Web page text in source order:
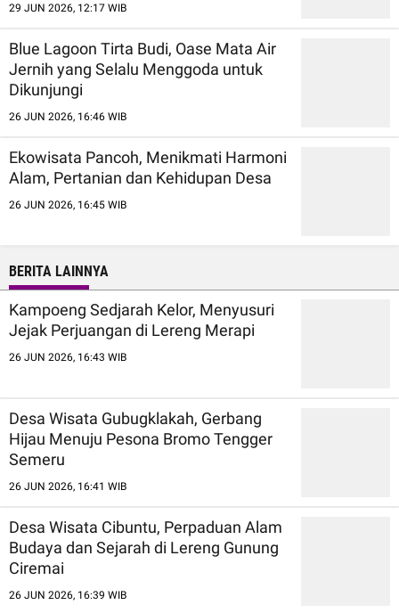
29 JUN 2026, 12:17 WIB
Blue Lagoon Tirta Budi, Oase Mata Air
Jernih yang Selalu Menggoda untuk
Dikunjungi
26 JUN 2026, 16:46 WIB
Ekowisata Pancoh, Menikmati Harmoni
Alam, Pertanian dan Kehidupan Desa
26 JUN 2026, 16:45 WIB
BERITA LAINNYA
Kampoeng Sedjarah Kelor, Menyusuri
Jejak Perjuangan di Lereng Merapi
26 JUN 2026, 16:43 WIB
Desa Wisata Gubugklakah, Gerbang
Hijau Menuju Pesona Bromo Tengger
Semeru
26 JUN 2026, 16:41 WIB
Desa Wisata Cibuntu, Perpaduan Alam
Budaya dan Sejarah di Lereng Gunung
Ciremai
26 JUN 2026, 16:39 WIB